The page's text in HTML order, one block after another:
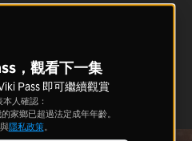
，觀看下一集
Pass 即可繼續觀賞
人確認：
家鄉已超過法定成年年齡。
與隱私政策。